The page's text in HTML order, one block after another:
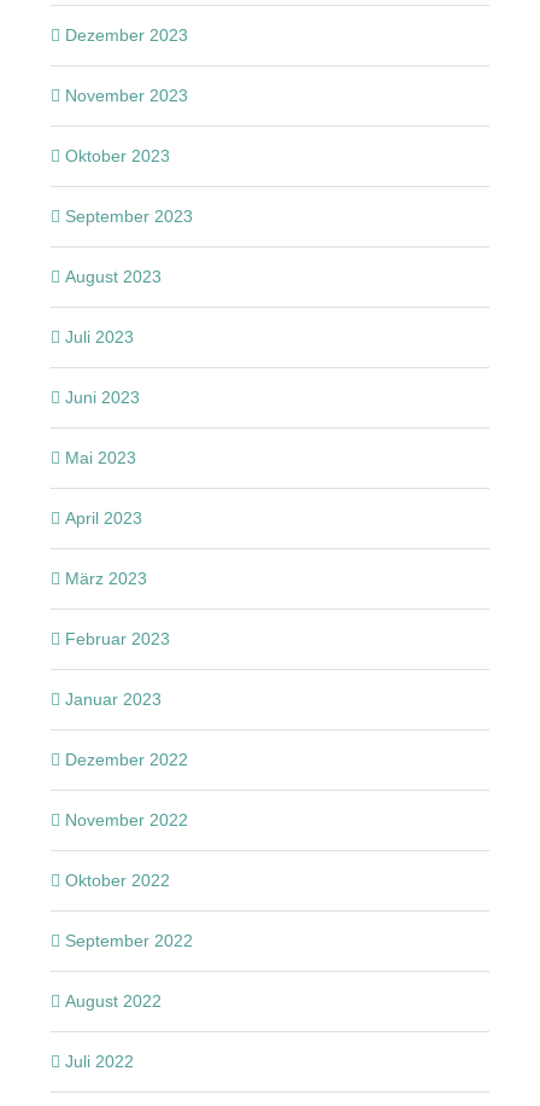
Dezember 2023
November 2023
Oktober 2023
September 2023
August 2023
Juli 2023
Juni 2023
Mai 2023
April 2023
März 2023
Februar 2023
Januar 2023
Dezember 2022
November 2022
Oktober 2022
September 2022
August 2022
Juli 2022